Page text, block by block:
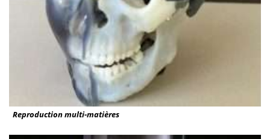
Reproduction multi-matières